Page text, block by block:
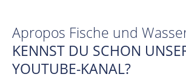
Apropos Fische und
KENNST DU SCHON
YOUTUBE-KANAL?